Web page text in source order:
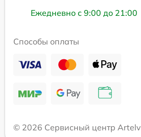
Ежедневно с 9:00 до 21:00
Способы оплаты
© 2026 Сервисный центр Artelv